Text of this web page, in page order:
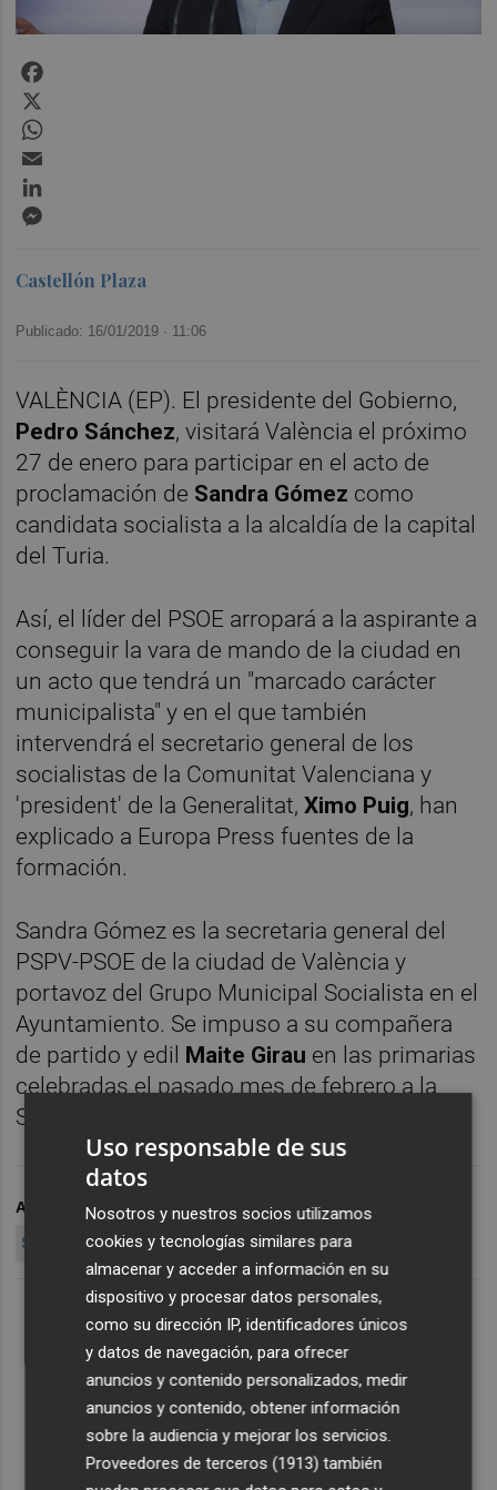
Castellón Plaza
Publicado: 16/01/2019 · 11:06
VALÈNCIA (EP). El presidente del Gobierno,
Pedro Sánchez, visitará València el próximo
27 de enero para participar en el acto de
proclamación de Sandra Gómez como
candidata socialista a la alcaldía de la capital
del Turia.
Así, el líder del PSOE arropará a la aspirante a
conseguir la vara de mando de la ciudad en
un acto que tendrá un "marcado carácter
municipalista" y en el que también
intervendrá el secretario general de los
socialistas de la Comunitat Valenciana y
'president' de la Generalitat,Ximo Puig, han
explicado a Europa Press fuentes de la
formación.
Sandra Gómez es la secretaria general del
PSPV-PSOE de la ciudad de València y
portavoz del Grupo Municipal Socialista en el
Ayuntamiento. Se impuso a su compañera
de partido y edil Maite Girau en las primarias
celebradas el pasado mes de febrero a la
Secretaría General del PSPV de la ciudad.
ARCHIVADO EN PEDRO SÁNCHEZ
ALCALDÍA
SANDRA GÓME
Uso responsable de sus
datos
Nosotros y nuestros socios utilizamos
cookies y tecnologías similares para
almacenar y acceder a información en su
dispositivo y procesar datos personales,
como su dirección IP, identificadores únicos
y datos de navegación, para ofrecer
anuncios y contenido personalizados, medir
anuncios y contenido, obtener información
sobre la audiencia y mejorar los servicios.
Proveedores de terceros (1913) también